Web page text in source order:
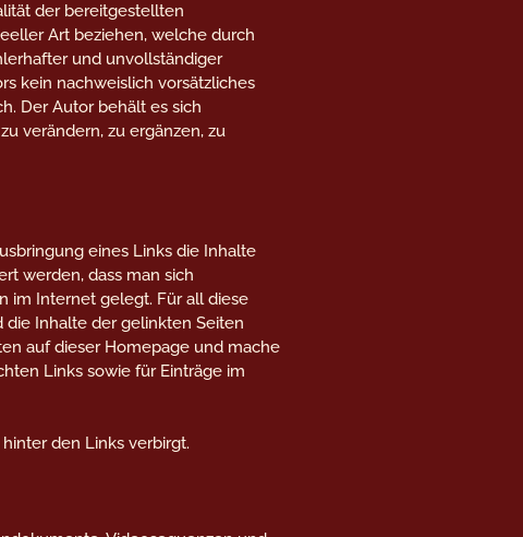
der bereitgestellten
Art beziehen, welche durch
und unvollständiger
kein nachweislich vorsätzliches
Der Autor behält es sich
verändern, zu ergänzen, zu
eines Links die Inhalte
werden, dass man sich
im Internet gelegt. Für all diese
die Inhalte der gelinkten Seiten
auf dieser Homepage und mache
Links sowie für Einträge im
den Links verbirgt.